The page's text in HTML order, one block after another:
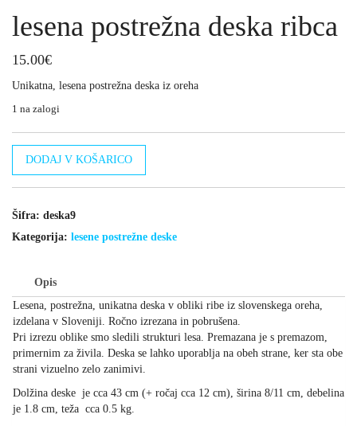
lesena postrežna deska ribca
15.00€
Unikatna, lesena postrežna deska iz oreha
1 na zalogi
količina
DODAJ V KOŠARICO
Šifra: deska9
Kategorija: lesene postrežne deske
Opis
Lesena, postrežna, unikatna deska v obliki ribe iz slovenskega oreha,
izdelana v Sloveniji. Ročno izrezana in pobrušena.
Pri izrezu oblike smo sledili strukturi lesa. Premazana je s premazom,
primernim za živila. Deska se lahko uporablja na obeh strane, ker sta obe
strani vizuelno zelo zanimivi.
Dolžina deske je cca 43 cm (+ ročaj cca 12 cm), širina 8/11 cm, debelina
je 1.8 cm, teža cca 0.5 kg.